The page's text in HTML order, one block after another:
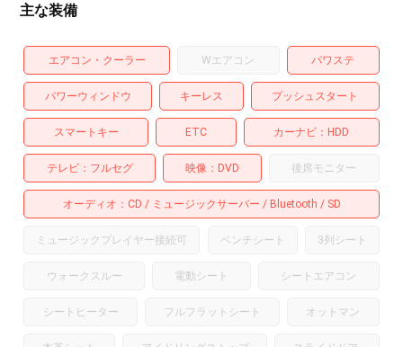
主な装備
エアコン・クーラー Wエアコン パワステ
パワーウィンドウ キーレス プッシュスタート
スマートキー ETC カーナビ HDD
テレビ フルセグ 映像 DVD 後席モニター
オーディオ CD ミュージックサーバー Bluetooth SD
ミュージックプレイヤー接続可 ベンチシート 3列シート
ウォークスルー 電動シート シートエアコン
シートヒーター フルフラットシート オットマン